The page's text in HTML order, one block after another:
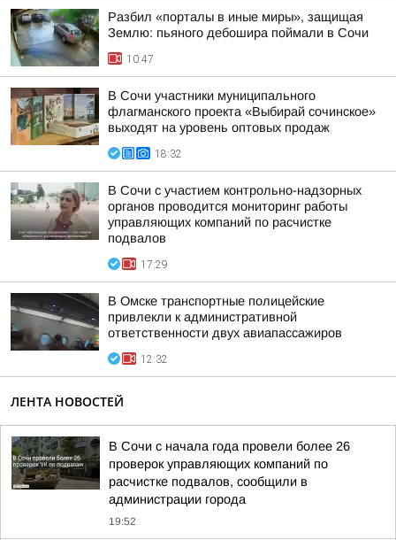
Разбил «порталы в иные миры», защищая
Землю: пьяного дебошира поймали в Сочи
10:47
В Сочи участники муниципального
флагманского проекта «Выбирай сочинское»
выходят на уровень оптовых продаж
18:32
В Сочи с участием контрольно-надзорных
органов проводится мониторинг работы
управляющих компаний по расчистке
подвалов
17:29
В Омске транспортные полицейские
привлекли к административной
ответственности двух авиапассажиров
12:32
ЛЕНТА НОВОСТЕЙ
В Сочи с начала года провели более 26
проверок управляющих компаний по
расчистке подвалов, сообщили в
администрации города
19:52